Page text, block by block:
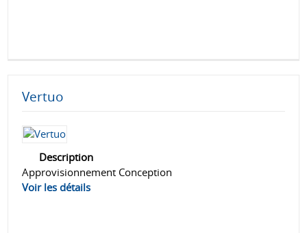
Vertuo
Description
Approvisionnement Conception
Voir les détails